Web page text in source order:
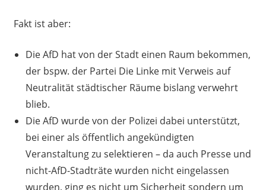
Fakt ist aber:
Die AfD hat von der Stadt einen Raum bekommen,
der bspw. der Partei Die Linke mit Verweis auf
Neutralität städtischer Räume bislang verwehrt
blieb.
Die AfD wurde von der Polizei dabei unterstützt,
bei einer als öffentlich angekündigten
Veranstaltung zu selektieren – da auch Presse und
nicht-AfD-Stadträte wurden nicht eingelassen
wurden, ging es nicht um Sicherheit sondern um